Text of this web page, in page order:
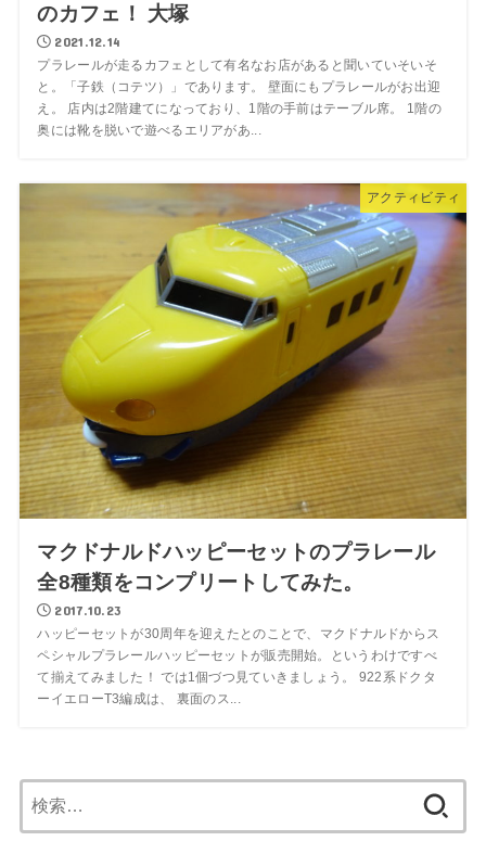
のカフェ！ 大塚
2021.12.14
プラレールが走るカフェとして有名なお店があると聞いていそいそ
と。「子鉄（コテツ）」であります。 壁面にもプラレールがお出迎
え。 店内は2階建てになっており、1階の手前はテーブル席。 1階の
奥には靴を脱いで遊べるエリアがあ...
アクティビティ
マクドナルドハッピーセットのプラレール
全8種類をコンプリートしてみた。
2017.10.23
ハッピーセットが30周年を迎えたとのことで、マクドナルドからス
ペシャルプラレールハッピーセットが販売開始。というわけですべ
て揃えてみました！ では1個づつ見ていきましょう。 922系ドクタ
ーイエローT3編成は、 裏面のス...
索: